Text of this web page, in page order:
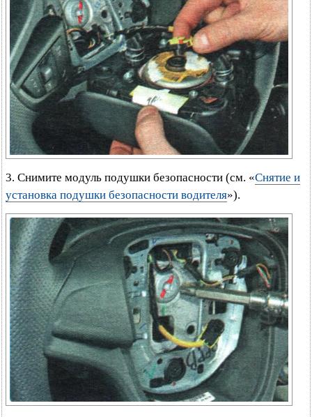
3. Снимите модуль подушки безопасности (см. «Снятие и
установка подушки безопасности водителя»).